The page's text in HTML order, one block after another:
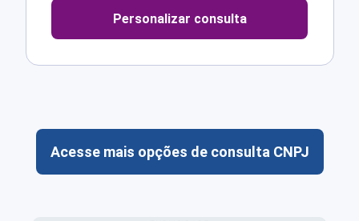
Personalizar consulta
Acesse mais opções de consulta CNPJ